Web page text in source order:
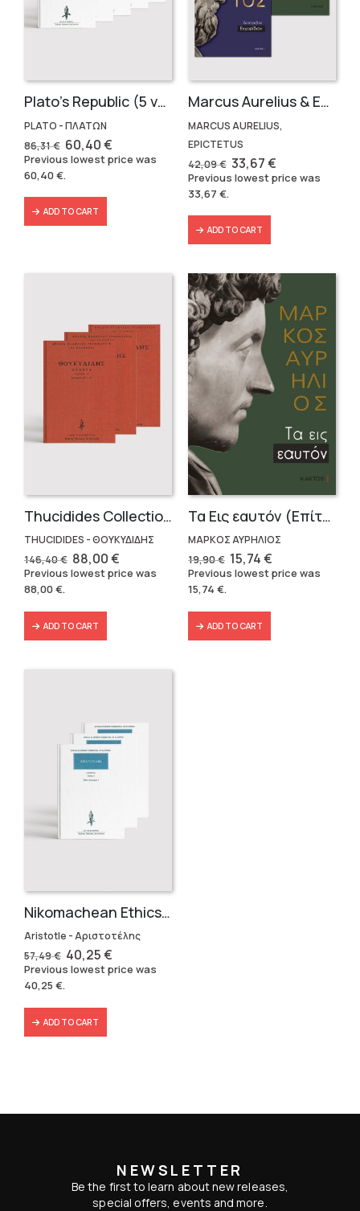
Plato’s Republic (5 volumes)
PLATO - ΠΛΑΤΩΝ
86,31€ Original
price
was:
86,31 €.
60,40€Current
price
is:
Previous lowest price was
60,40€.
ADD TO CART
Marcus Aurelius & Epictetus (Compact works in Greek)
MARCUS AURELIUS,
EPICTETUS
42,09€ Original
price
was:
33,67€Current
price
is:
Previous lowest price was
33,67 €.
ADD TO CART
Thucidides Collection – Hardbound Edition (4 volumes)
THUCIDIDES - ΘΟΥΚΥΔΙΔΗΣ
146,40€ Original
price
was:
88,00€Current
price
is:
Previous lowest price was
88,00€.
ADD TO CART
Τα Εις εαυτόν (Επίτομο) – Μάρκος Αυρήλιος
ΜΑΡΚΟΣ ΑΥΡΗΛΙΟΣ
19,90€ Original
price
was:
15,74€Current
price
is:
Previous lowest price was
15,74 €.
ADD TO CART
Nikomachean Ethics (3 volumes)
Aristotle - Αριστοτέλης
57,49€ Original
price
was:
57,49 €.
40,25€Current
price
is:
Previous lowest price was
40,25 €.
ADD TO CART
NEWSLETTER
Be the first to learn about new releases,
special offers, events and more.